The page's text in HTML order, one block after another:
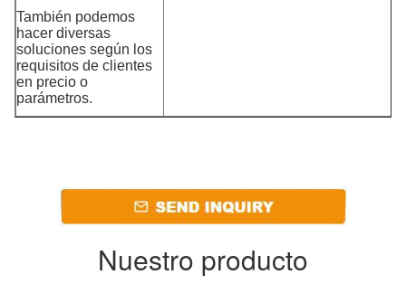
También podemos
hacer diversas
soluciones según los
requisitos de clientes
en precio o
parámetros.
Nuestro producto